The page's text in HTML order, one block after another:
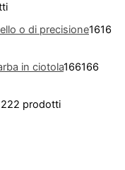
o di precisione1616
in ciotola166166
22 prodotti